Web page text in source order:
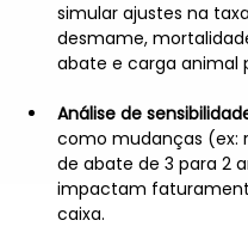
simular ajustes na
desmame,
abate e carga animal
Análise de
como mudanças (ex:
de abate de 3 para 2
impactam
caixa.